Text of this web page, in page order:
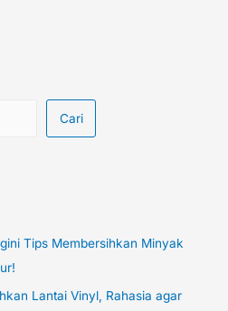
Cari
Tips Membersihkan Minyak
Lantai Vinyl, Rahasia agar